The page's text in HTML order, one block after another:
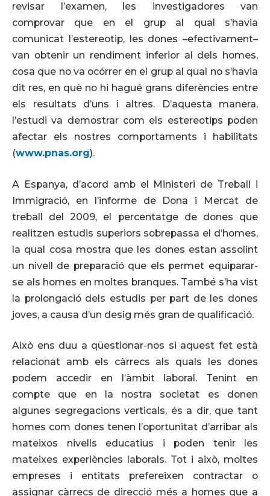
revisar l’examen, les investigadores van
comprovar que en el grup al qual s’havia
comunicat l’estereotip, les dones –efectivament–
van obtenir un rendiment inferior al dels homes,
cosa que no va ocórrer en el grup al qual no s’havia
dit res, en què no hi hagué grans diferències entre
els resultats d’uns i altres. D’aquesta manera,
l’estudi va demostrar com els estereotips poden
afectar els nostres comportaments i habilitats
(www.pnas.org).
A Espanya, d’acord amb el Ministeri de Treball i
Immigració, en l’informe de Dona i Mercat de
treball del 2009, el percentatge de dones que
realitzen estudis superiors sobrepassa el d’homes,
la qual cosa mostra que les dones estan assolint
un nivell de preparació que els permet equiparar-
se als homes en moltes branques. També s’ha vist
la prolongació dels estudis per part de les dones
joves, a causa d’un desig més gran de qualificació.
Això ens duu a qüestionar-nos si aquest fet està
relacionat amb els càrrecs als quals les dones
podem accedir en l’àmbit laboral. Tenint en
compte que en la nostra societat es donen
algunes segregacions verticals, és a dir, que tant
homes com dones tenen l’oportunitat d’arribar als
mateixos nivells educatius i poden tenir les
mateixes experiències laborals. Tot i això, moltes
empreses i entitats prefereixen contractar o
assignar càrrecs de direcció més a homes que a